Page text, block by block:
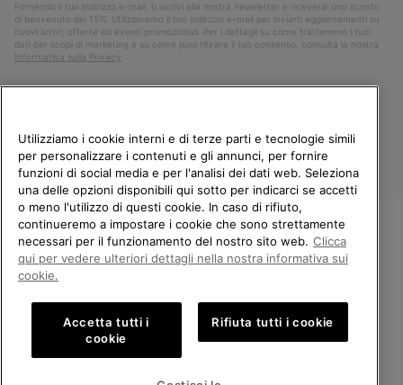
Fornendo il tuo indirizzo e-mail, ti iscrivi alla nostra newsletter e riceverai uno sconto
di benvenuto del 15%. Utilizzeremo il tuo indirizzo e-mail per inviarti aggiornamenti su
nuovi arrivi, offerte ed eventi promozionali. Per i dettagli su come tratteremo i tuoi
dati per scopi di marketing e su come puoi ritirare il tuo consenso, consulta la nostra
Informativa sulla Privacy
Italia
©2026Columbia Sportswear Company. Avenue des Morgines, 12 1213
Petit-Lancy Switzerland. Tutti i diritti riservati.
Politica sulla privacy Termini di utilizzo
Condizioni Generali di Vendita
Public CBCR
BENVENUTO/A IN SOREL.
SELEZIONA IL TUO PAESE DI
Shopping online disponibile
Utilizziamo i cookie interni e di terze parti e tecnologie simili
per personalizzare i contenuti e gli annunci, per fornire
funzioni di social media e per l'analisi dei dati web. Seleziona
una delle opzioni disponibili qui sotto per indicarci se accetti
o meno l'utilizzo di questi cookie. In caso di rifiuto,
continueremo a impostare i cookie che sono strettamente
necessari per il funzionamento del nostro sito web. Clicca
qui per vedere ulteriori dettagli nella nostra informativa sui
cookie.
Accetta tutti i
cookie
Rifiuta tutti i cookie